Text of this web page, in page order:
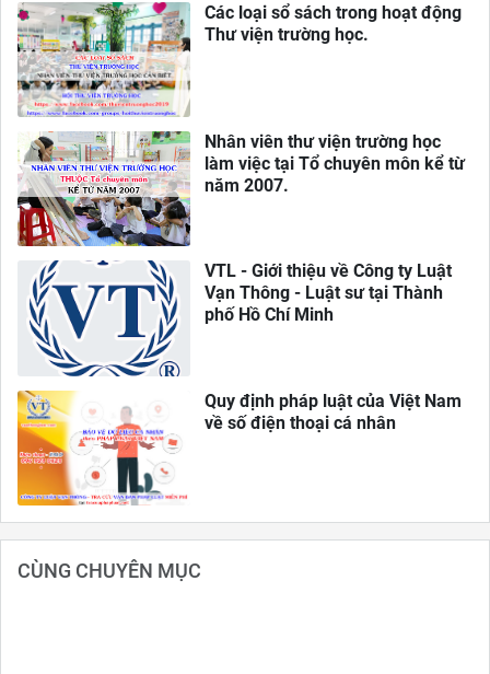
Các loại sổ sách trong hoạt động
Thư viện trường học.
Nhân viên thư viện trường học
làm việc tại Tổ chuyên môn kể từ
năm 2007.
VTL - Giới thiệu về Công ty Luật
Vạn Thông - Luật sư tại Thành
phố Hồ Chí Minh
Quy định pháp luật của Việt Nam
về số điện thoại cá nhân
CÙNG CHUYÊN MỤC